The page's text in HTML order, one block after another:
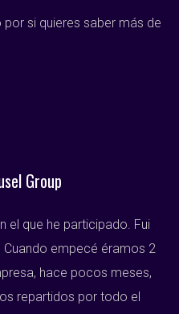
si quieres saber más de
Group
el que he participado. Fui
empecé éramos 2
hace pocos meses,
repartidos por todo el